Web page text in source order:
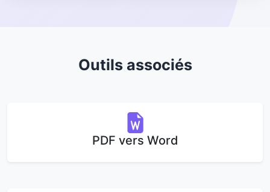
Outils associés
PDF vers Word